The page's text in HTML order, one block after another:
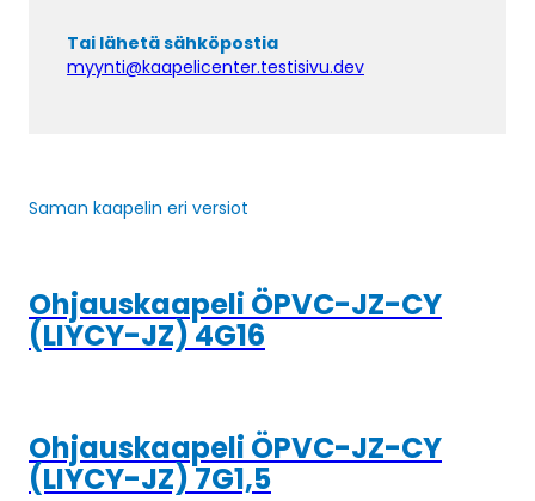
Tai lähetä sähköpostia
myynti@kaapelicenter.testisivu.dev
Saman kaapelin eri versiot
Ohjauskaapeli ÖPVC-JZ-CY
(LIYCY-JZ) 4G16
Ohjauskaapeli ÖPVC-JZ-CY
(LIYCY-JZ) 7G1,5